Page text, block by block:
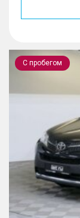
С пробегом
RAV4